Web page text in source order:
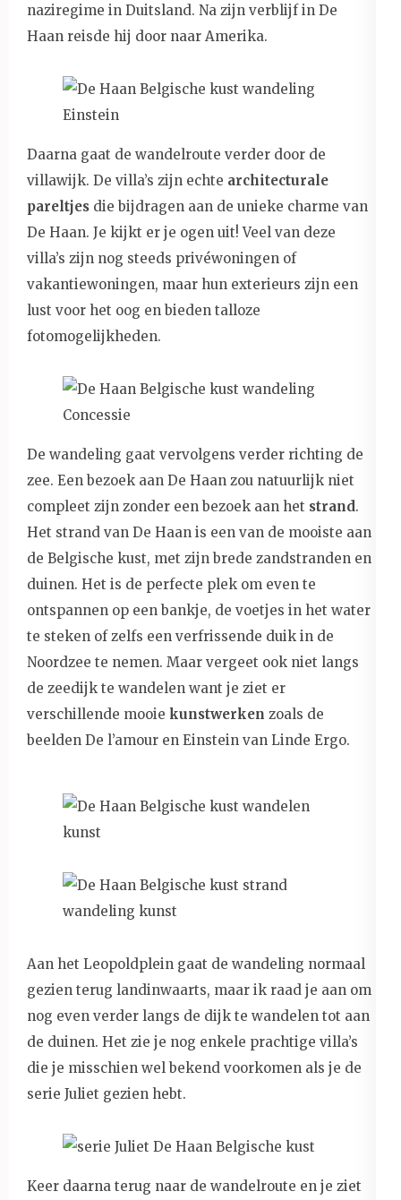
naziregime in Duitsland. Na zijn verblijf in De
Haan reisde hij door naar Amerika.
Daarna gaat de wandelroute verder door de
villawijk. De villa’s zijn echte architecturale
pareltjes die bijdragen aan de unieke charme van
De Haan. Je kijkt er je ogen uit! Veel van deze
villa’s zijn nog steeds privéwoningen of
vakantiewoningen, maar hun exterieurs zijn een
lust voor het oog en bieden talloze
fotomogelijkheden.
De wandeling gaat vervolgens verder richting de
zee. Een bezoek aan De Haan zou natuurlijk niet
compleet zijn zonder een bezoek aan het strand.
Het strand van De Haan is een van de mooiste aan
de Belgische kust, met zijn brede zandstranden en
duinen. Het is de perfecte plek om even te
ontspannen op een bankje, de voetjes in het water
te steken of zelfs een verfrissende duik in de
Noordzee te nemen. Maar vergeet ook niet langs
de zeedijk te wandelen want je ziet er
verschillende mooie kunstwerken zoals de
beelden De l’amour en Einstein van Linde Ergo.
Aan het Leopoldplein gaat de wandeling normaal
gezien terug landinwaarts, maar ik raad je aan om
nog even verder langs de dijk te wandelen tot aan
de duinen. Het zie je nog enkele prachtige villa’s
die je misschien wel bekend voorkomen als je de
serie Juliet gezien hebt.
Keer daarna terug naar de wandelroute en je ziet